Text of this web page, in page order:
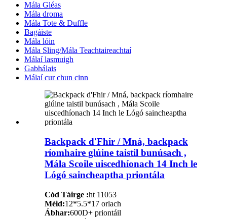
Mála Gléas
Mála droma
Mála Tote & Duffle
Bagáiste
Mála lóin
Mála Sling/Mála Teachtaireachtaí
Málaí lasmuigh
Gabhálais
Málaí cur chun cinn
Backpack d'Fhir / Mná, backpack
ríomhaire glúine taistil bunúsach ,
Mála Scoile uiscedhíonach 14 Inch le
Lógó saincheaptha priontála
Cód Táirge :ht 11053
Méid:12*5.5*17 orlach
Ábhar:600D+ priontáil